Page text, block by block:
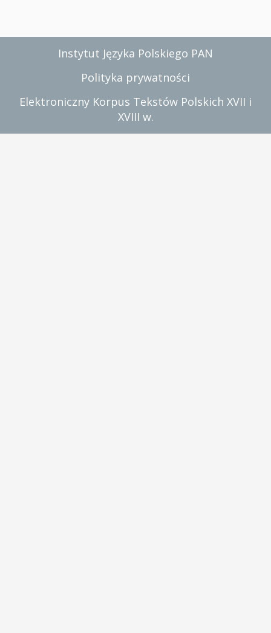
Instytut Języka Polskiego PAN
Polityka prywatności
Elektroniczny Korpus Tekstów Polskich XVII i
XVIII w.